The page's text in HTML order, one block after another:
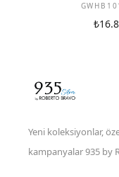
Yeni koleksiyonlar,
kampanyalar 935 by